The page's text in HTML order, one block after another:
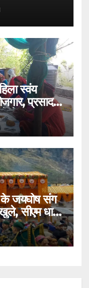
स्वंय
प्रसाद,
में चमका
के जयघोष संग
सीएम धामी